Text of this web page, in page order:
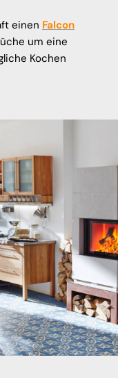
einen Falcon
um eine
Kochen